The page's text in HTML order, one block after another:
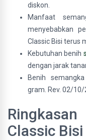
diskon.
Manfaat
menyebabkan
Classic Bisi terus
Kebutuhan benih
dengan jarak
Benih
gram. Rev. 02/10/
Classic